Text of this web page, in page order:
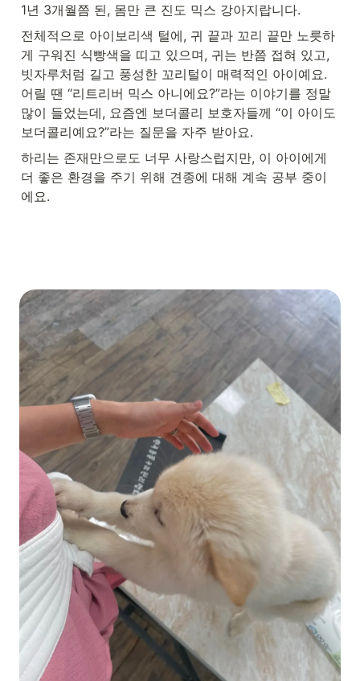
1년 3개월쯤 된, 몸만 큰 진도 믹스 강아지랍니다.
전체적으로 아이보리색 털에, 귀 끝과 꼬리 끝만 노릇하
게 구워진 식빵색을 띠고 있으며, 귀는 반쯤 접혀 있고,
빗자루처럼 길고 풍성한 꼬리털이 매력적인 아이예요.
어릴 땐 “리트리버 믹스 아니에요?”라는 이야기를 정말
많이 들었는데, 요즘엔 보더콜리 보호자들께 “이 아이도
보더콜리예요?”라는 질문을 자주 받아요.
하리는 존재만으로도 너무 사랑스럽지만, 이 아이에게
더 좋은 환경을 주기 위해 견종에 대해 계속 공부 중이
에요.